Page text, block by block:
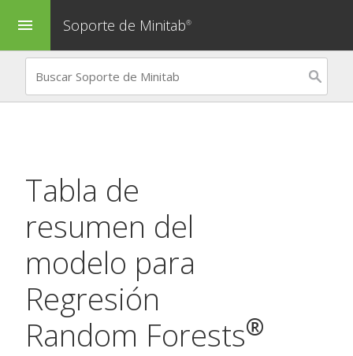
menu Soporte de Minitab®
Tabla de
resumen del
modelo para
Regresión
Random Forests®